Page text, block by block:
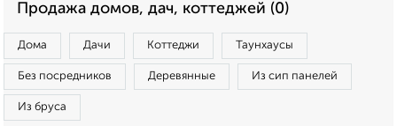
Продажа домов, дач, коттеджей (0)
Дома Дачи Коттеджи Таунхаусы
Без посредников Деревянные Из сип панелей
Из бруса